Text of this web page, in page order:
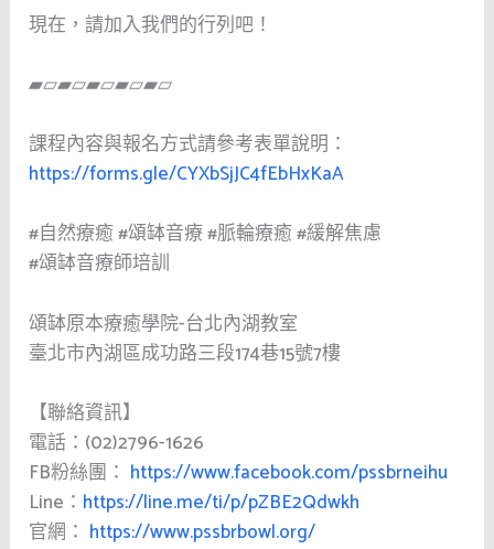
現在，請加入我們的行列吧！
▰▱▰▱▰▱▰▱▰▱
課程內容與報名方式請參考表單說明：
https://forms.gle/CYXbSjJC4fEbHxKaA
#自然療癒#頌缽音療#脈輪療癒#緩解焦慮
#頌缽音療師培訓
頌缽原本療癒學院-台北內湖教室
臺北市內湖區成功路三段174巷15號7樓
【聯絡資訊】
電話：(02)2796-1626
FB粉絲團： https://www.facebook.com/pssbrneihu
Line： https://line.me/ti/p/pZBE2Qdwkh
官網： https://www.pssbrbowl.org/